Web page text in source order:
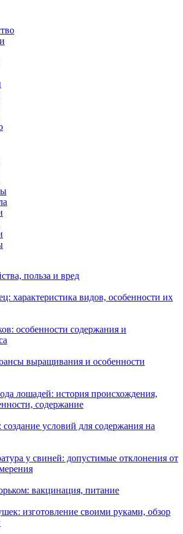
польза и вред
характеристика видов, особенности их
особенности содержания и
выращивания и особенности
лошадей: история происхождения,
содержание
условий для содержания на
у свиней: допустимые отклонения от
вакцинация, питание
изготовление своими руками, обзор